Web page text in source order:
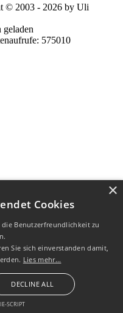
© 2003 - 2026 by Uli
geladen
575010
Cookies
Benutzerfreundlichkeit zu
Sie sich einverstanden damit,
Lies mehr...
DECLINE ALL
SCRIPT
×